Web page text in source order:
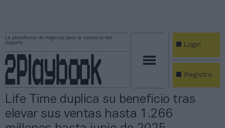
La plataforma de negocios para la industria del
deporte
Login
Registro
Life Time duplica su beneficio tras
elevar sus ventas hasta 1.266